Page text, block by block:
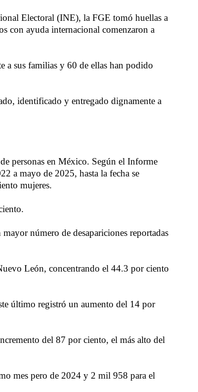
Electoral (INE), la FGE tomó huellas a
con ayuda internacional comenzaron a
a sus familias y 60 de ellas han podido
identificado y entregado dignamente a
personas en México. Según el Informe
a mayo de 2025, hasta la fecha se
mujeres.
número de desapariciones reportadas
León, concentrando el 44.3 por ciento
último registró un aumento del 14 por
del 87 por ciento, el más alto del
mes pero de 2024 y 2 mil 958 para el